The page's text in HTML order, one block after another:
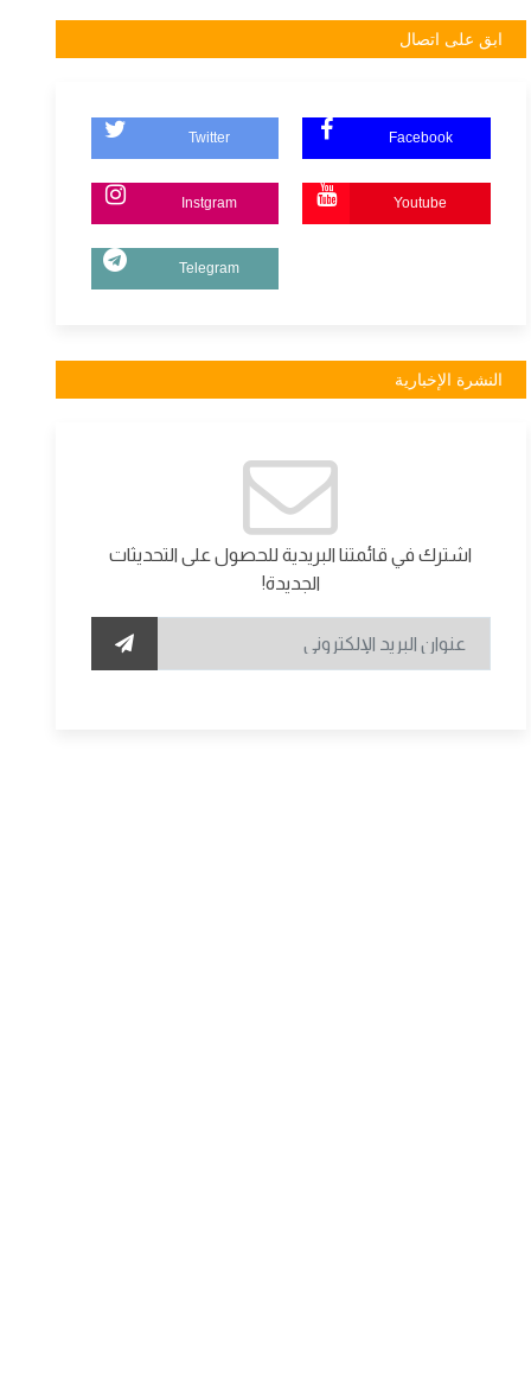
ابق على اتصال
Twitter Facebook
Instgram Youtube
Telegram
النشرة الإخبارية
اشترك في قائمتنا البريدية للحصول على التحديثات
الجديدة!